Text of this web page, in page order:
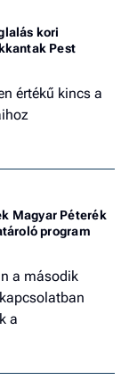
kori
Pest
értékű kincs a
Magyar Péterék
program
a második
a